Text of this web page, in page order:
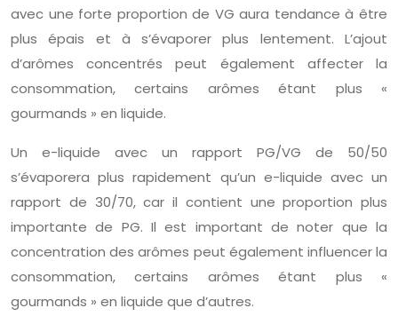
avec une forte proportion de VG aura tendance à être
plus épais et à s’évaporer plus lentement. L’ajout
d’arômes concentrés peut également affecter la
consommation, certains arômes étant plus «
gourmands » en liquide.
Un e-liquide avec un rapport PG/VG de 50/50
s’évaporera plus rapidement qu’un e-liquide avec un
rapport de 30/70, car il contient une proportion plus
importante de PG. Il est important de noter que la
concentration des arômes peut également influencer la
consommation, certains arômes étant plus «
gourmands » en liquide que d’autres.